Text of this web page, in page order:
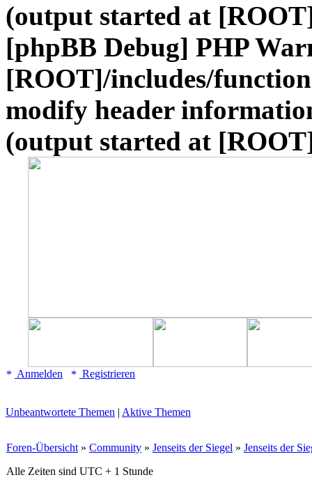
(output started at
[phpBB Debug] PHP
[ROOT]/includes/
modify header
(output started at
Anmelden Registrieren
Unbeantwortete Themen | Aktive Themen
Foren-Übersicht » Community » Jenseits der Siegel » Jenseits der
Alle Zeiten sind UTC + 1 Stunde